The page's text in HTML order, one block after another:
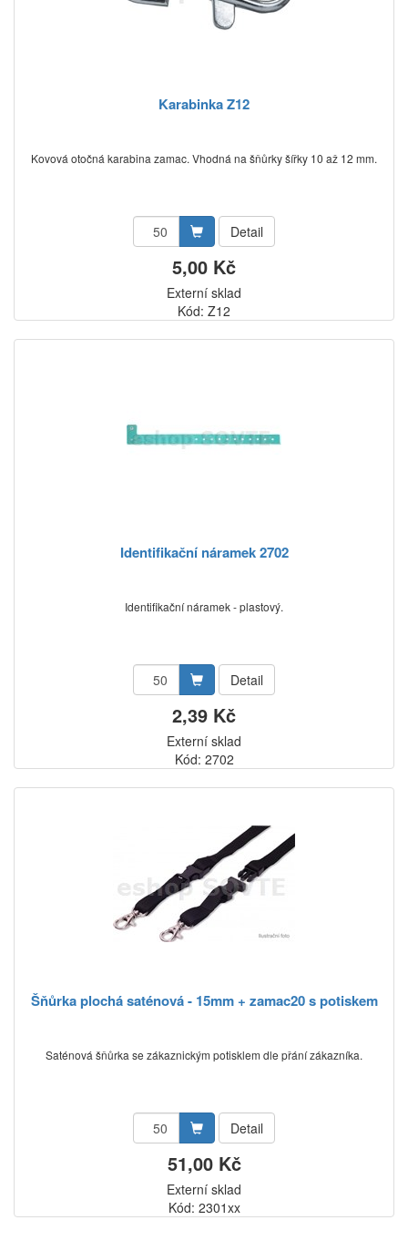
Karabinka Z12
Kovová otočná karabina zamac. Vhodná na šňůrky šířky 10 až 12 mm.
Detail
5,00 Kč
Externí sklad
Kód: Z12
Identifikační náramek 2702
Identifikační náramek - plastový.
Detail
2,39 Kč
Externí sklad
Kód: 2702
Šňůrka plochá saténová - 15mm + zamac20 s potiskem
Saténová šňůrka se zákaznickým potisklem dle přání zákazníka.
Detail
51,00 Kč
Externí sklad
Kód: 2301xx